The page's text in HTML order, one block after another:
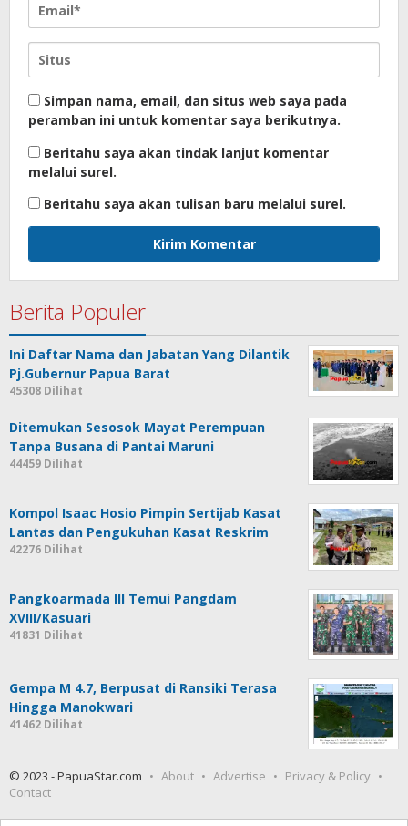
Simpan nama, email, dan situs web saya pada
peramban ini untuk komentar saya berikutnya.
Beritahu saya akan tindak lanjut komentar
melalui surel.
Beritahu saya akan tulisan baru melalui surel.
Berita Populer
Ini Daftar Nama dan Jabatan Yang Dilantik
Pj.Gubernur Papua Barat
45308 Dilihat
Ditemukan Sesosok Mayat Perempuan
Tanpa Busana di Pantai Maruni
44459 Dilihat
Kompol Isaac Hosio Pimpin Sertijab Kasat
Lantas dan Pengukuhan Kasat Reskrim
42276 Dilihat
Pangkoarmada III Temui Pangdam
XVIII/Kasuari
41831 Dilihat
Gempa M 4.7, Berpusat di Ransiki Terasa
Hingga Manokwari
41462 Dilihat
© 2023 - PapuaStar.com About Advertise
Privacy & Policy
Contact